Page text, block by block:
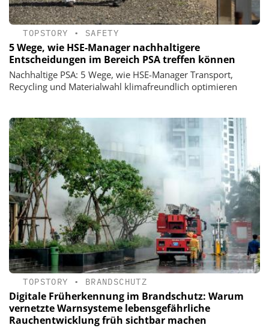
TOPSTORY • SAFETY
5 Wege, wie HSE-Manager nachhaltigere
Entscheidungen im Bereich PSA treffen können
Nachhaltige PSA: 5 Wege, wie HSE-Manager Transport,
Recycling und Materialwahl klimafreundlich optimieren
TOPSTORY • BRANDSCHUTZ
Digitale Früherkennung im Brandschutz: Warum
vernetzte Warnsysteme lebensgefährliche
Rauchentwicklung früh sichtbar machen